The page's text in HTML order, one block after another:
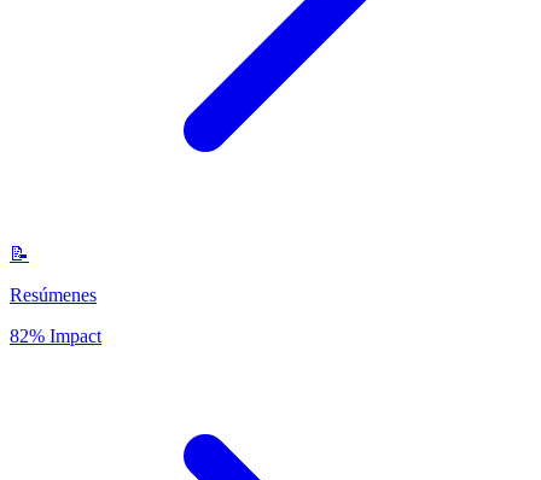
📝
Resúmenes
82% Impact